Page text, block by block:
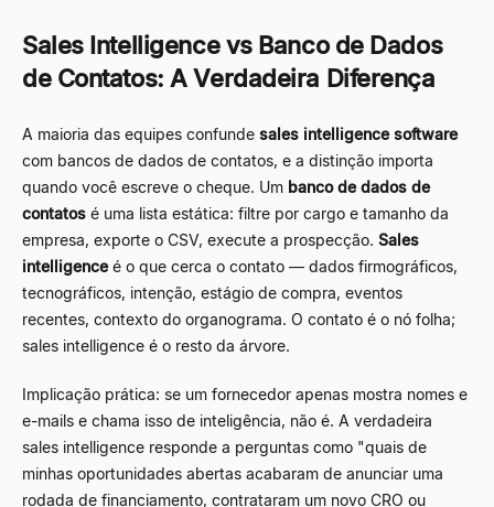
Sales Intelligence vs Banco de Dados
de Contatos: A Verdadeira Diferença
A maioria das equipes confunde sales intelligence software
com bancos de dados de contatos, e a distinção importa
quando você escreve o cheque. Um banco de dados de
contatos é uma lista estática: filtre por cargo e tamanho da
empresa, exporte o CSV, execute a prospecção. Sales
intelligenceé o que cerca o contato — dados firmográficos,
tecnográficos, intenção, estágio de compra, eventos
recentes, contexto do organograma. O contato é o nó folha;
sales intelligence é o resto da árvore.
Implicação prática: se um fornecedor apenas mostra nomes e
e-mails e chama isso de inteligência, não é. A verdadeira
sales intelligence responde a perguntas como "quais de
minhas oportunidades abertas acabaram de anunciar uma
rodada de financiamento, contrataram um novo CRO ou